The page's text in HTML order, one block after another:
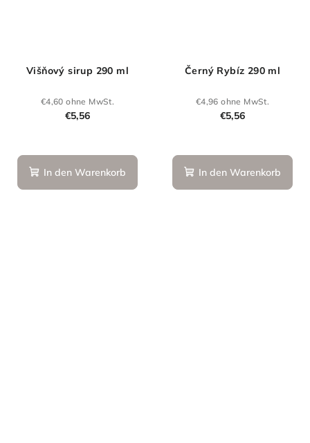
Višňový sirup 290 ml
€4,60 ohne MwSt.
€5,56
In den Warenkorb
Černý Rybíz 290 ml
€4,96 ohne MwSt.
€5,56
In den Warenkorb